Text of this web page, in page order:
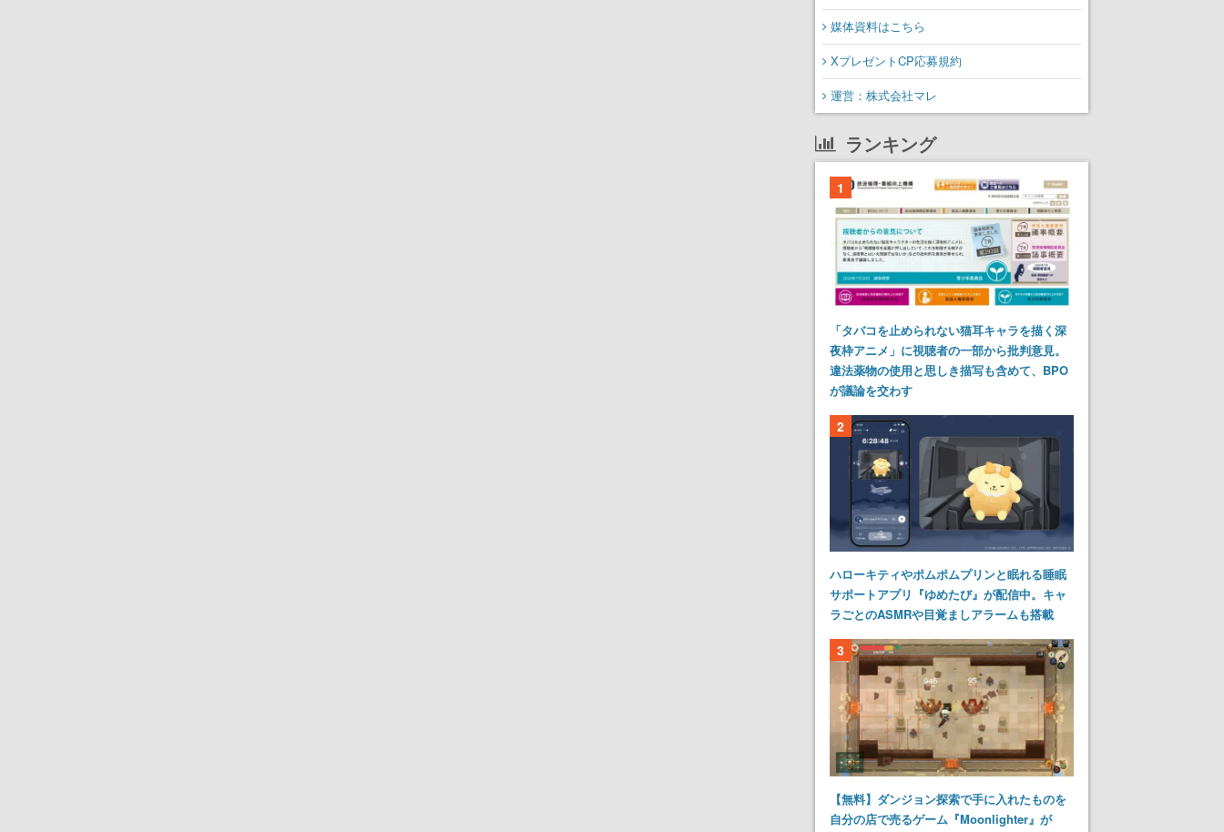
媒体資料はこちら
XプレゼントCP応募規約
運営：株式会社マレ
ランキング
1
「タバコを止められない猫耳キャラを描く深
夜枠アニメ」に視聴者の一部から批判意見。
違法薬物の使用と思しき描写も含めて、BPO
が議論を交わす
2
ハローキティやポムポムプリンと眠れる睡眠
サポートアプリ『ゆめたび』が配信中。キャ
ラごとのASMRや目覚ましアラームも搭載
3
【無料】ダンジョン探索で手に入れたものを
自分の店で売るゲーム『Moonlighter』が